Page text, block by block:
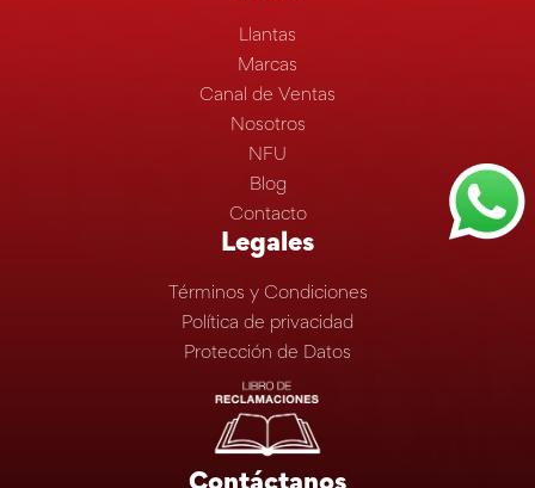
Llantas
Marcas
Canal de Ventas
Nosotros
NFU
Blog
Contacto
Legales
Términos y Condiciones
Política de privacidad
Protección de Datos